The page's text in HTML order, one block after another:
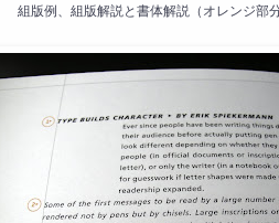
組版例、組版解説と書体解説（オレンジ部